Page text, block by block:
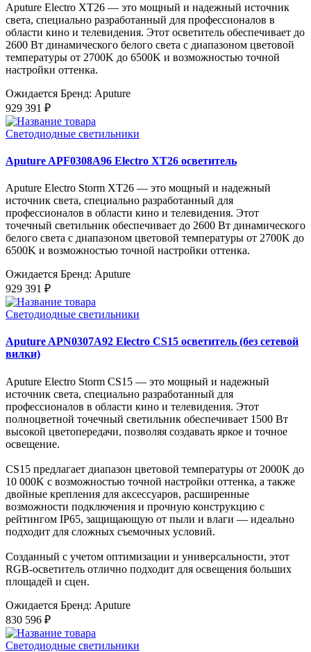
Aputure Electro XT26 — это мощный и надежный источник
света, специально разработанный для профессионалов в
области кино и телевидения. Этот осветитель обеспечивает до
2600 Вт динамического белого света с диапазоном цветовой
температуры от 2700K до 6500K и возможностью точной
настройки оттенка.
Ожидается Бренд: Aputure
929 391 ₽
Светодиодные светильники
Aputure APF0308A96 Electro XT26 осветитель
Aputure Electro Storm XT26 — это мощный и надежный
источник света, специально разработанный для
профессионалов в области кино и телевидения. Этот
точечный светильник обеспечивает до 2600 Вт динамического
белого света с диапазоном цветовой температуры от 2700K до
6500K и возможностью точной настройки оттенка.
Ожидается Бренд: Aputure
929 391 ₽
Светодиодные светильники
Aputure APN0307A92 Electro CS15 осветитель (без сетевой
вилки)
Aputure Electro Storm CS15 — это мощный и надежный
источник света, специально разработанный для
профессионалов в области кино и телевидения. Этот
полноцветной точечный светильник обеспечивает 1500 Вт
высокой цветопередачи, позволяя создавать яркое и точное
освещение.
CS15 предлагает диапазон цветовой температуры от 2000K до
10 000K с возможностью точной настройки оттенка, а также
двойные крепления для аксессуаров, расширенные
возможности подключения и прочную конструкцию с
рейтингом IP65, защищающую от пыли и влаги — идеально
подходит для сложных съемочных условий.
Созданный с учетом оптимизации и универсальности, этот
RGB-осветитель отлично подходит для освещения больших
площадей и сцен.
Ожидается Бренд: Aputure
830 596 ₽
Светодиодные светильники